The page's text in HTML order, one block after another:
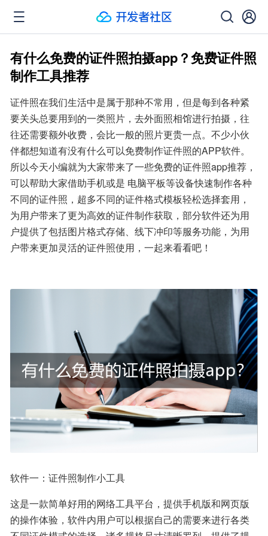
有什么免费的证件照拍摄app？免费证件照
制作工具推荐
证件照在我们生活中是属于那种不常用，但是每到各种紧
要关头总要用到的一类照片，去外面照相馆进行拍摄，往
往还需要额外收费，会比一般的照片更贵一点。不少小伙
伴都想知道有没有什么可以免费制作证件照的APP软件。
所以今天小编就为大家带来了一些免费的证件照app推荐，
可以帮助大家借助手机或是 电脑平板等设备快速制作各种
不同的证件照，超多不同的证件格式模板轻松选择套用，
为用户带来了更为高效的证件制作获取，部分软件还为用
户提供了包括图片格式存储、线下冲印等服务功能，为用
户带来更加灵活的证件照使用，一起来看看吧！
软件一：证件照制作小工具
这是一款简单好用的网络工具平台，提供手机版和网页版
的操作体验，软件内用户可以根据自己的需要来进行各类